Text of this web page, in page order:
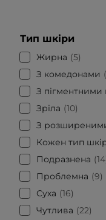
Тип шкіри
Жирна
5
З комедонами
З
Зріла
10
З
Кожен тип
Подразнена
14
Проблемна
9
Суха
16
Чутлива
22